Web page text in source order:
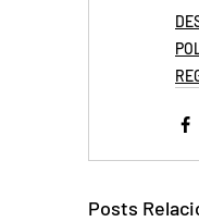
Posts